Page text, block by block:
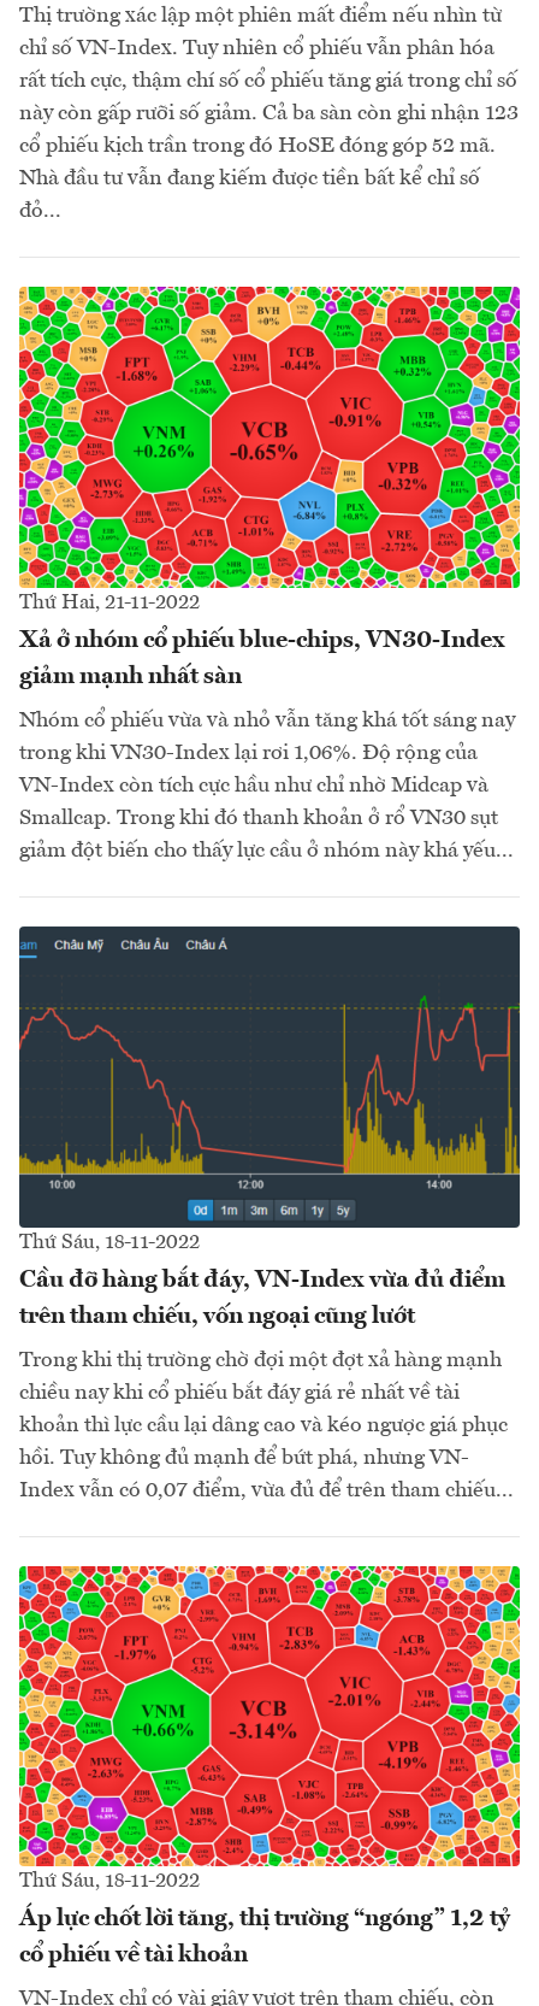
Thị trường xác lập một phiên mất điểm nếu nhìn từ
chỉ số VN-Index. Tuy nhiên cổ phiếu vẫn phân hóa
rất tích cực, thậm chí số cổ phiếu tăng giá trong chỉ số
này còn gấp rưỡi số giảm. Cả ba sàn còn ghi nhận 123
cổ phiếu kịch trần trong đó HoSE đóng góp 52 mã.
Nhà đầu tư vẫn đang kiếm được tiền bất kể chỉ số
đỏ...
Thứ Hai, 21-11-2022
Xả ở nhóm cổ phiếu blue-chips, VN30-Index
giảm mạnh nhất sàn
Nhóm cổ phiếu vừa và nhỏ vẫn tăng khá tốt sáng nay
trong khi VN30-Index lại rơi 1,06%. Độ rộng của
VN-Index còn tích cực hầu như chỉ nhờ Midcap và
Smallcap. Trong khi đó thanh khoản ở rổ VN30 sụt
giảm đột biến cho thấy lực cầu ở nhóm này khá yếu...
Thứ Sáu, 18-11-2022
Cầu đỡ hàng bắt đáy, VN-Index vừa đủ điểm
trên tham chiếu, vốn ngoại cũng lướt
Trong khi thị trường chờ đợi một đợt xả hàng mạnh
chiều nay khi cổ phiếu bắt đáy giá rẻ nhất về tài
khoản thì lực cầu lại dâng cao và kéo ngược giá phục
hồi. Tuy không đủ mạnh để bứt phá, nhưng VN-
Index vẫn có 0,07 điểm, vừa đủ để trên tham chiếu...
Thứ Sáu, 18-11-2022
Áp lực chốt lời tăng, thị trường “ngóng” 1,2 tỷ
cổ phiếu về tài khoản
VN-Index chỉ có vài giây vượt trên tham chiếu, còn